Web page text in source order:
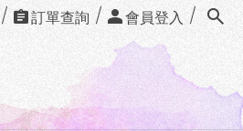
訂單查詢 會員登入